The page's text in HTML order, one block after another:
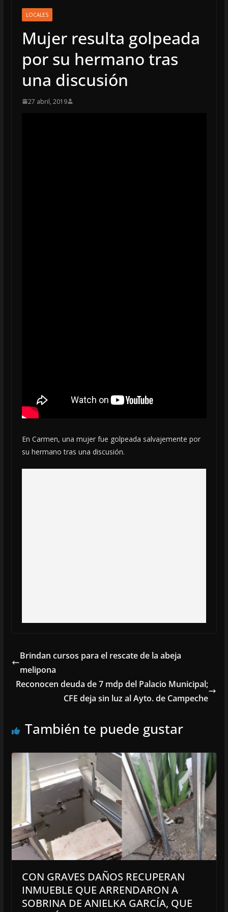
LOCALES
Mujer resulta golpeada
por su hermano tras
una discusión
27 abril, 2019
En Carmen, una mujer fue golpeada salvajemente por
su hermano tras una discusión.
Brindan cursos para el rescate de la abeja
melipona
Reconocen deuda de 7 mdp del Palacio Municipal;
CFE deja sin luz al Ayto. de Campeche
También te puede gustar
CON GRAVES DAÑOS RECUPERAN
INMUEBLE QUE ARRENDARON A
SOBRINA DE ANIELKA GARCÍA, QUE